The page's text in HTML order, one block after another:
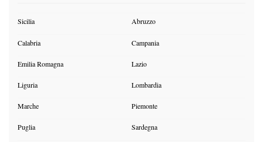
Sicilia Abruzzo
Calabria Campania
Emilia Romagna Lazio
Liguria Lombardia
Marche Piemonte
Puglia Sardegna